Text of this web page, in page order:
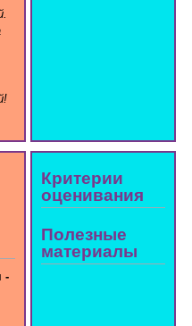
-
Критерии
оценивания
Полезные
материалы